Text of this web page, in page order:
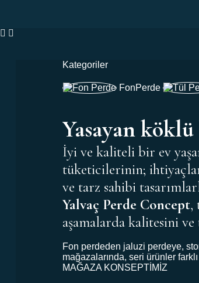
Kategoriler
FonPerde
Yasayan
İyi ve kaliteli bir ev
tüketicilerinin;
ve tarz sahibi
Yalvaç Perde Concept,
aşamalarda kalitesini ve
Fon perdeden jaluzi perdeye,
mağazalarında, seri ürünler
MAĞAZA KONSEPTİMİZ